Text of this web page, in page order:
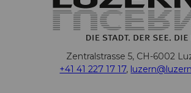
Zentralstrasse 5, CH-6002
+41 41 227 17 17,